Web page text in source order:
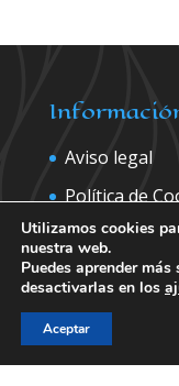
Aviso legal
Política de
Política de
Contáctanos
Utilizamos cookies
nuestra web.
Puedes aprender
desactivarlas en los
Aceptar